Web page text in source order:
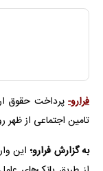
فرارو- پرداخت حقوق
تامین اجتماعی از ظهر روز سه‌شنبه ۲۹
به گزارش فرارو؛این